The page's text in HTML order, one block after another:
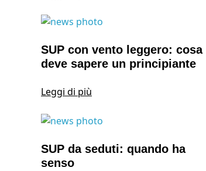
SUP con vento leggero: cosa
deve sapere un principiante
Leggi di più
SUP da seduti: quando ha
senso